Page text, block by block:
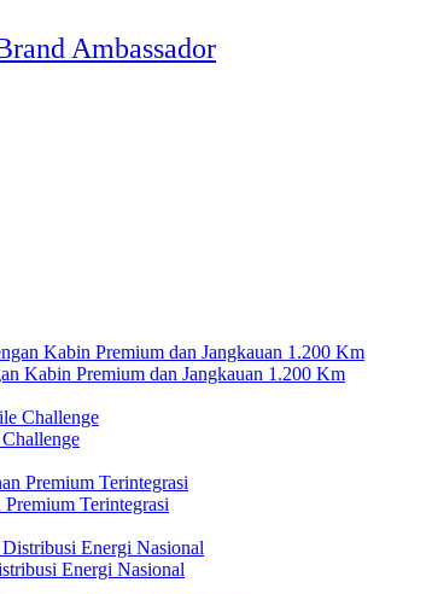
Ambassador
Kabin Premium dan Jangkauan 1.200 Km
Terintegrasi
Energi Nasional